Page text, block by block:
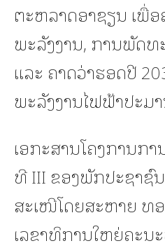
ຕະຫລາດອາຊຽນ ເພື່
ພະລັງງານ, ການພັດທ
ແລະ ຄາດວ່າຮອດປີ
ພະລັງງານໄຟຟ້າປະມ
ເອກະສານໂຄງການກາ
ທີ III ຂອງພັກປະຊາຊົ
ສະເໜີໂດຍສະຫາຍ ທ
ເລຂາທິການໃຫຍ່ຄະນ